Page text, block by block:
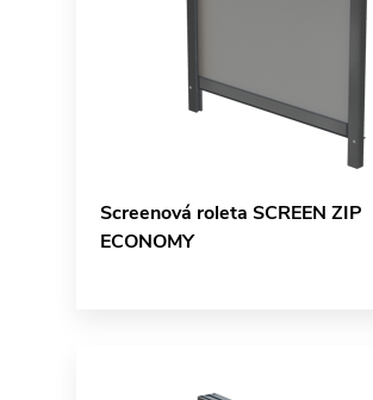
Screenová roleta SCREEN ZIP
ECONOMY